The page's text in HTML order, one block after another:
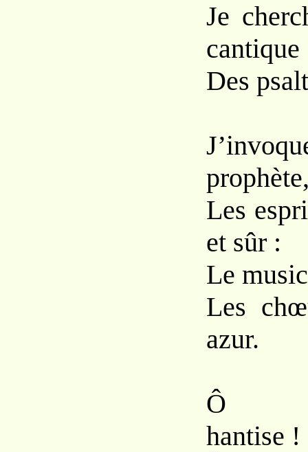
Je
cantique
Des
Les
et sûr :
Le
Les
azur.
Ô
hantise !